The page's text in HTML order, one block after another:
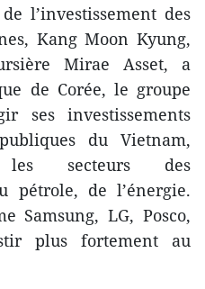
l’investissement des
Kang Moon Kyung,
Mirae Asset, a
de Corée, le groupe
ses investissements
du Vietnam,
les secteurs des
pétrole, de l’énergie.
Samsung, LG, Posco,
plus fortement au